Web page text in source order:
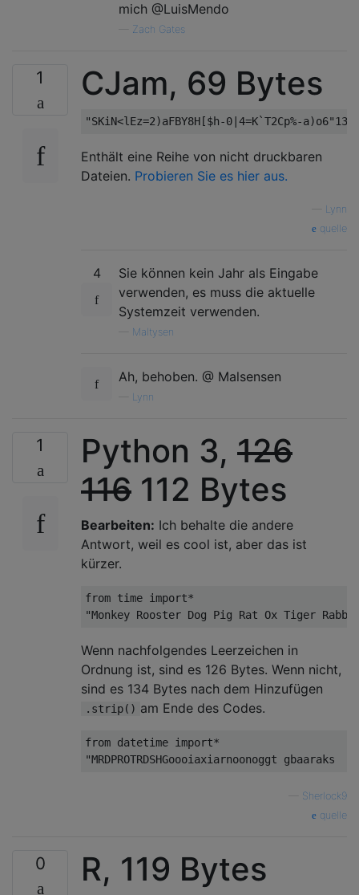
mich @LuisMendo
Zach Gates
1 CJam, 69 Bytes
Enthält eine Reihe von nicht druckbaren
Dateien. Probieren Sie es hier aus.
Lynn
quelle
4
Sie können kein Jahr als Eingabe
verwenden, es muss die aktuelle
Systemzeit verwenden.
Maltysen
Ah, behoben. @ Malsensen
Lynn
1 Python 3, 126
116 112 Bytes
Bearbeiten: Ich behalte die andere
Antwort, weil es cool ist, aber das ist
kürzer.
from time import*
"Monkey Rooster Dog Pig Rat Ox Tiger
Wenn nachfolgendes Leerzeichen in
Ordnung ist, sind es 126 Bytes. Wenn nicht,
sind es 134 Bytes nach dem Hinzufügen
.strip() am Ende des Codes.
from datetime import*
"MRDPROTRDSHGoooiaxiarnoonoggt
Sherlock9
quelle
0 R, 119 Bytes